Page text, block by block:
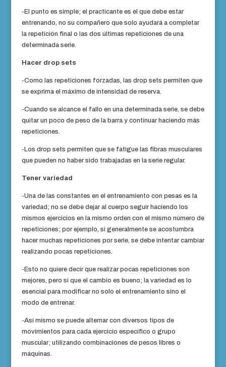
-El punto es simple; el practicante es el que debe estar
entrenando, no su compañero que solo ayudará a completar
la repetición final o las dos últimas repeticiones de una
determinada serie.
Hacer drop sets
-Como las repeticiones forzadas, las drop sets permiten que
se exprima el máximo de intensidad de reserva.
-Cuando se alcance el fallo en una determinada serie, se debe
quitar un poco de peso de la barra y continuar haciendo más
repeticiones.
-Los drop sets permiten que se fatigue las fibras musculares
que pueden no haber sido trabajadas en la serie regular.
Tener variedad
-Una de las constantes en el entrenamiento con pesas es la
variedad; no se debe dejar al cuerpo seguir haciendo los
mismos ejercicios en la mismo orden con el mismo número de
repeticiones; por ejemplo, si generalmente se acostumbra
hacer muchas repeticiones por serie, se debe intentar cambiar
realizando pocas repeticiones.
-Esto no quiere decir que realizar pocas repeticiones son
mejores, pero sí que el cambio es bueno; la variedad es lo
esencial para modificar no solo el entrenamiento sino el
modo de entrenar.
-Así mismo se puede alternar con diversos tipos de
movimientos para cada ejercicio específico o grupo
muscular; utilizando combinaciones de pesos libres o
máquinas.